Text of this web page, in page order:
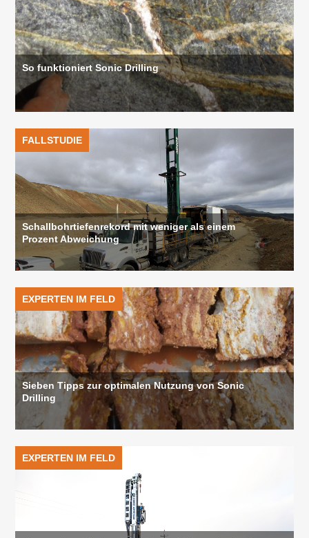
So funktioniert Sonic Drilling
FALLSTUDIE
Schallbohrtiefenrekord mit weniger als einem
Prozent Abweichung
EXPERTEN IM FELD
Sieben Tipps zur optimalen Nutzung von Sonic
Drilling
EXPERTEN IM FELD